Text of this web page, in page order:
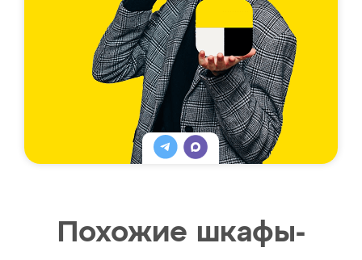
Похожие шкафы-